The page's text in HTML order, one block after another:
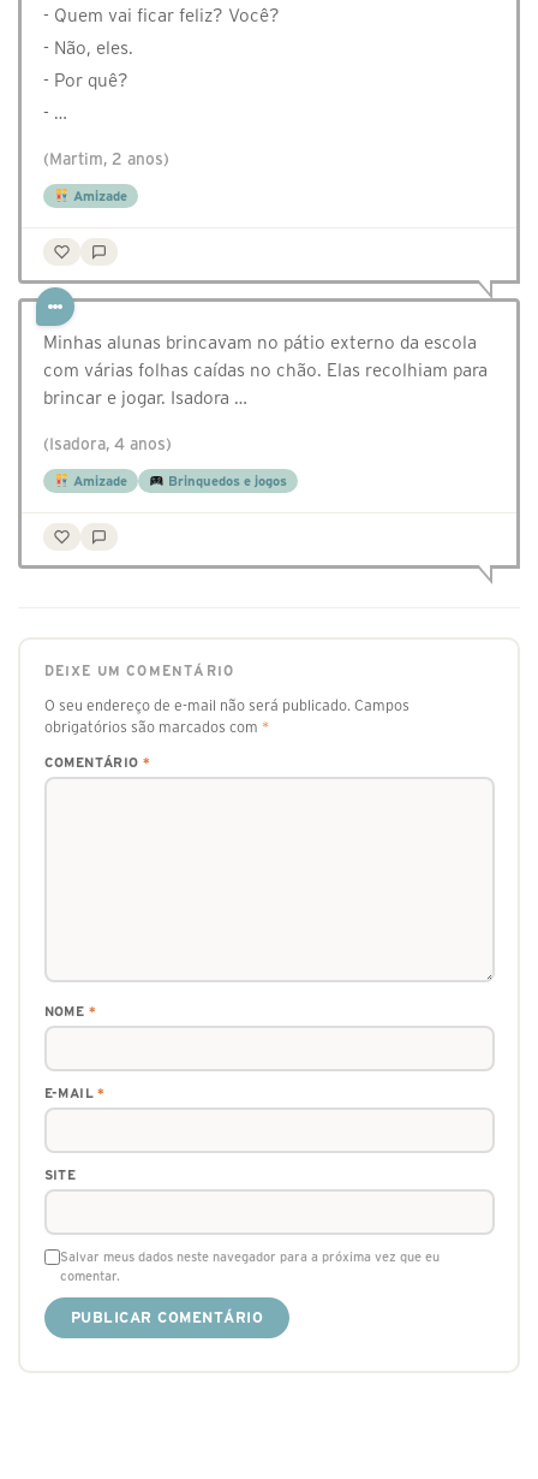
- Quem vai ficar feliz? Você?
- Não, eles.
- Por quê?
- …
(Martim, 2 anos)
Amizade
Minhas alunas brincavam no pátio externo da escola
com várias folhas caídas no chão. Elas recolhiam para
brincar e jogar. Isadora …
(Isadora, 4 anos)
Amizade Brinquedos e jogos
DEIXE UM COMENTÁRIO
O seu endereço de e-mail não será publicado. Campos
obrigatórios são marcados com *
COMENTÁRIO *
NOME *
E-MAIL*
SITE
Salvar meus dados neste navegador para a próxima vez que eu
comentar.